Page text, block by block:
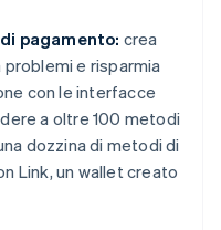
pagamento: crea
e risparmia
con le interfacce
a oltre 100 metodi
dozzina di metodi di
Link, un wallet creato